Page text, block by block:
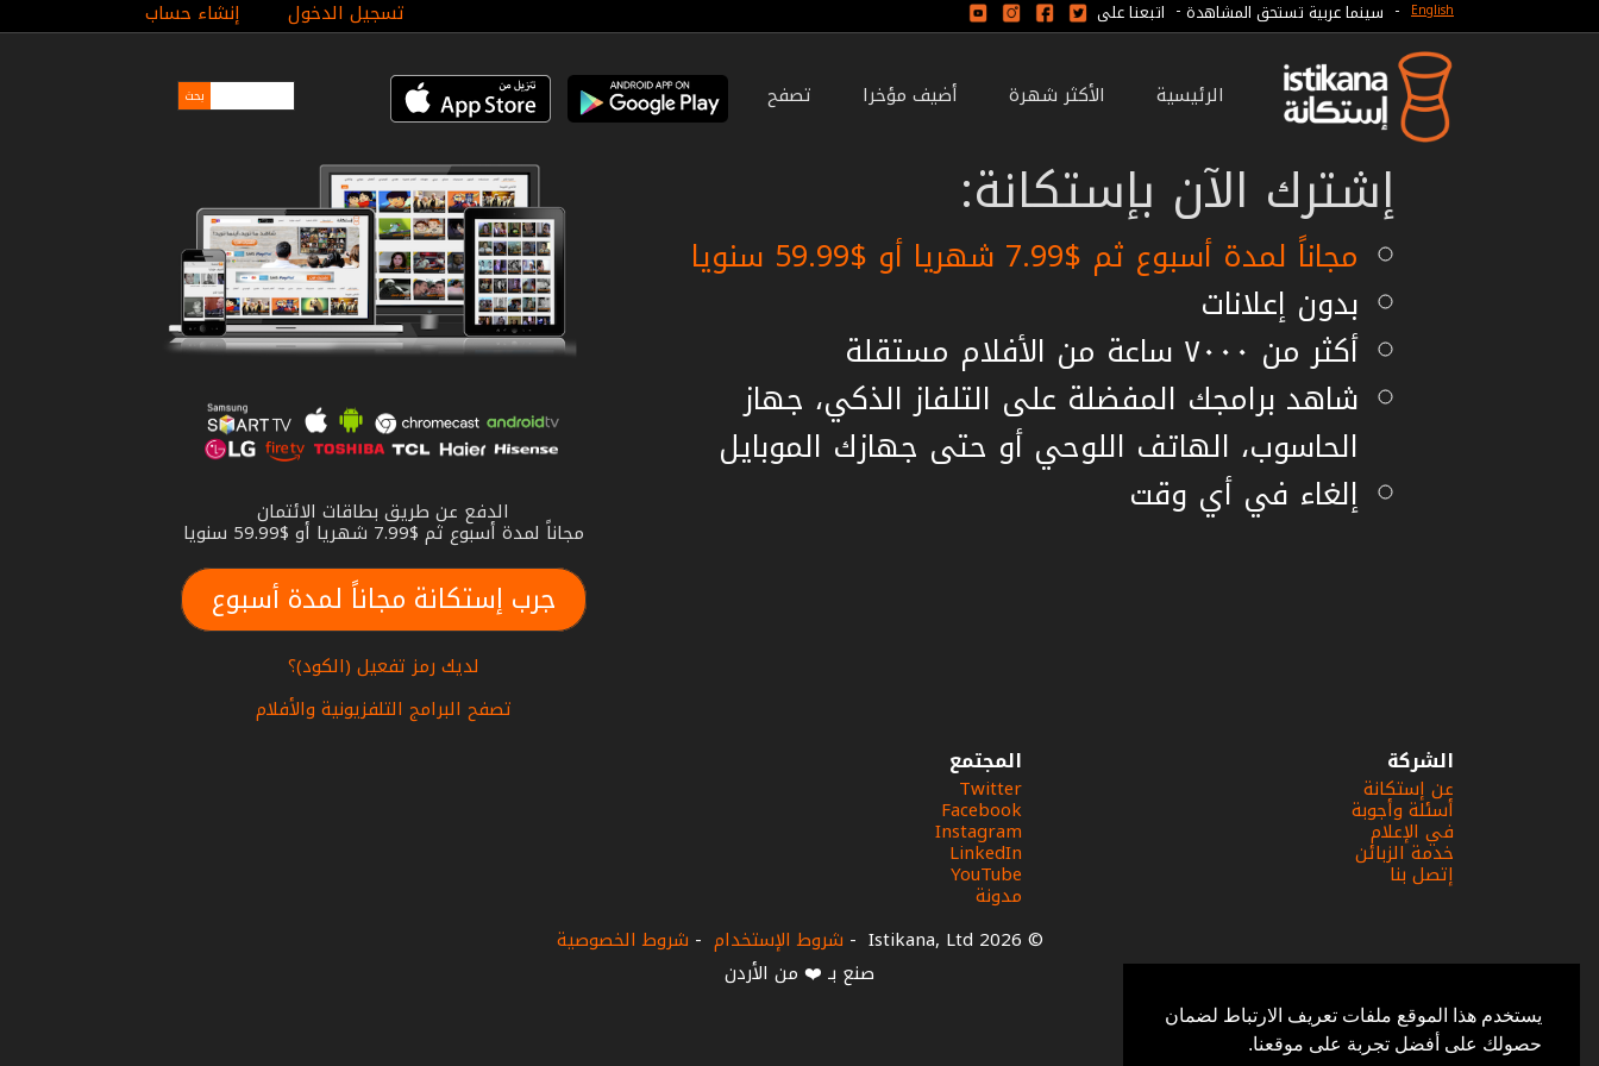
يستخدم هذا الموقع ملفات تعريف الارتباط لضمان
حصولك على أفضل تجربة على موقعنا.
تسجيل الدخول إنشاء حساب English
- سينما عربية تستحق المشاهدة - اتبعنا على
الرئيسية الأكثر شهرة أضيف مؤخرا تصفح
الدفع عن طريق بطاقات الائتمان
مجاناً لمدة أسبوع ثم $7.99 شهريا أو $59.99 سنويا
جرب إستكانة مجاناً لمدة أسبوع
لديك رمز تفعيل (الكود)؟
تصفح البرامج التلفزيونية والأفلام
إشترك الآن بإستكانة:
مجاناً لمدة أسبوع ثم $7.99 شهريا أو $59.99 سنويا
بدون إعلانات
أكثر من ٧٠٠٠ ساعة من الأفلام مستقلة
شاهد برامجك المفضلة على التلفاز الذكي، جهاز
الحاسوب، الهاتف اللوحي أو حتى جهازك الموبايل
إلغاء في أي وقت
الشركة
عن إستكانة
أسئلة وأجوبة
في الإعلام
خدمة الزبائن
إتصل بنا
المجتمع
Twitter
Facebook
Instagram
LinkedIn
YouTube
مدونة
© 2026 Istikana, Ltd
- شروط الإستخدام - شروط الخصوصية
صنع بـ ❤️ من الأردن